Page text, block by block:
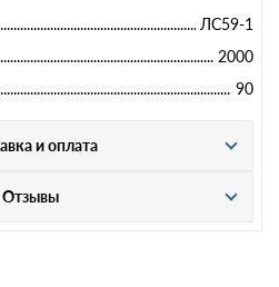
ЛС59-1
2000
90
и оплата
Отзывы